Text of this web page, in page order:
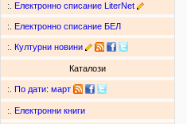
:. Електронно списание LiterNet
:. Електронно списание БЕЛ
:. Културни новини
Каталози
:. По дати: март
:. Електронни книги